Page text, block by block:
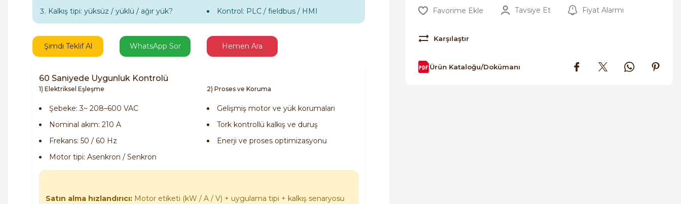
Kalkış tipi: yüksüz / yüklü / ağır yük?
Kontrol: PLC / fieldbus / HMI
Şimdi Teklif Al WhatsApp Sor Hemen Ara
60 Saniyede Uygunluk Kontrolü
1) Elektriksel Eşleşme
Şebeke: 3~ 208–600 VAC
Nominal akım: 210 A
Frekans: 50 / 60 Hz
Motor tipi: Asenkron / Senkron
2) Proses ve Koruma
Gelişmiş motor ve yük korumaları
Tork kontrollü kalkış ve duruş
Enerji ve proses optimizasyonu
Satın alma hızlandırıcı: Motor etiketi (kW / A / V) + uygulama tipi + kalkış senaryosu
Tavsiye Et Fiyat Alarmı
Karşılaştır
Ürün Kataloğu/Dokümanı